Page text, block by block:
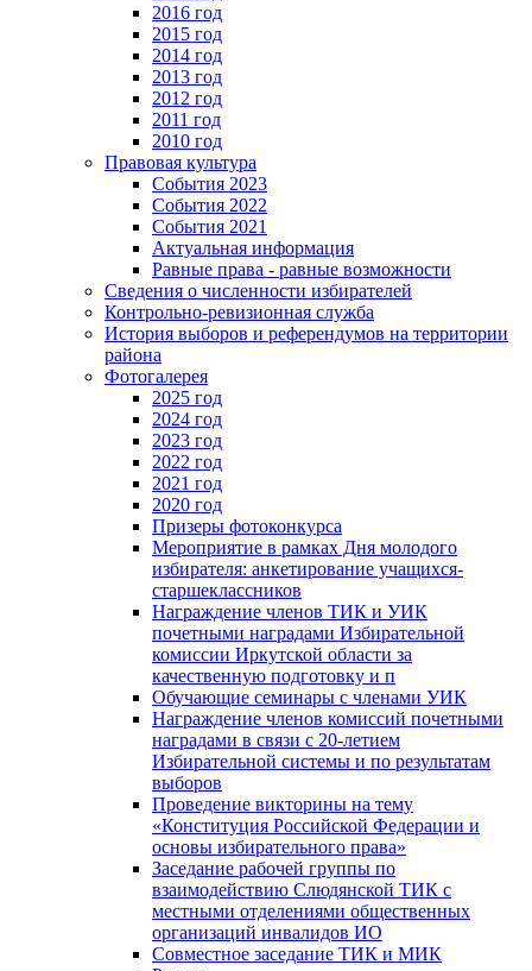
2016 год
2015 год
2014 год
2013 год
2012 год
2011 год
2010 год
Правовая культура
События 2023
События 2022
События 2021
Актуальная информация
Равные права - равные возможности
Сведения о численности избирателей
Контрольно-ревизионная служба
История выборов и референдумов на территории
района
Фотогалерея
2025 год
2024 год
2023 год
2022 год
2021 год
2020 год
Призеры фотоконкурса
Мероприятие в рамках Дня молодого
избирателя: анкетирование учащихся-
старшеклассников
Награждение членов ТИК и УИК
почетными наградами Избирательной
комиссии Иркутской области за
качественную подготовку и п
Обучающие семинары с членами УИК
Награждение членов комиссий почетными
наградами в связи с 20-летием
Избирательной системы и по результатам
выборов
Проведение викторины на тему
«Конституция Российской Федерации и
основы избирательного права»
Заседание рабочей группы по
взаимодействию Слюдянской ТИК с
местными отделениями общественных
организаций инвалидов ИО
Совместное заседание ТИК и МИК